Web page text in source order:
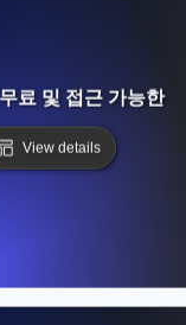
료 및 접근 가능한
View details